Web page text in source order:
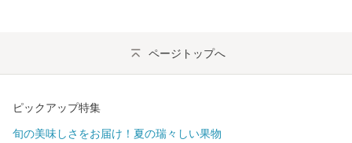
ページトップへ
ピックアップ特集
旬の美味しさをお届け！夏の瑞々しい果物